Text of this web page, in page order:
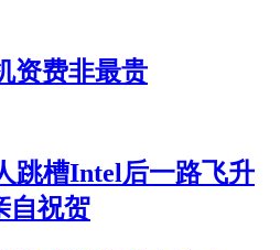
资费非最贵
跳槽Intel后一路飞升
自祝贺